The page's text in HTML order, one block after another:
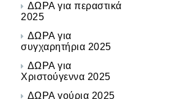
ΔΩΡΑ για περαστικά
2025
ΔΩΡΑ για
συγχαρητήρια 2025
ΔΩΡΑ για
Χριστούγεννα 2025
ΔΩΡΑ γούρια 2025